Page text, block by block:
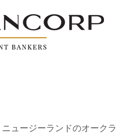
ュージーランドのオークラ